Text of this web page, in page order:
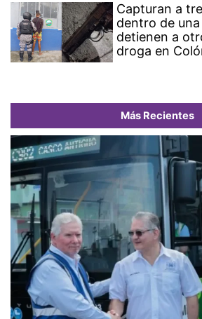
Capturan a
dentro de
detienen a
droga en
Más Recientes